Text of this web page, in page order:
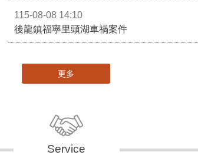
115-08-08 14:10
後龍鎮福寧里頭湖車禍案件
更多